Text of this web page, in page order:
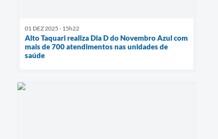
01 DEZ 2025 - 15h22
Alto Taquari realiza Dia D do Novembro Azul com
mais de 700 atendimentos nas unidades de
saúde